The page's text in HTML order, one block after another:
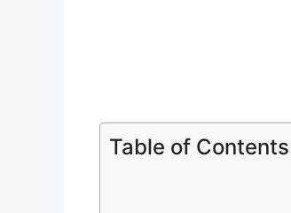
Table of Contents